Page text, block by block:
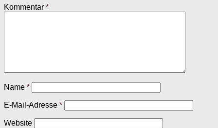
Kommentar *
Name *
E-Mail-Adresse *
Website